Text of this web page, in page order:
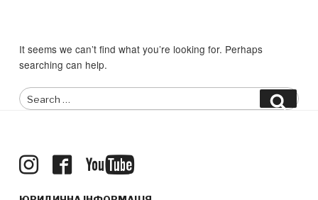
It seems we can’t find what you’re looking for. Perhaps
searching can help.
Search
for: